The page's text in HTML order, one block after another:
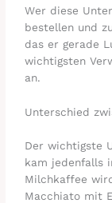
Wer diese
bestellen und
das er gerade
wichtigsten
an.
Unterschied
Der wichtigste
kam jedenfalls
Milchkaffee
Macchiato mit